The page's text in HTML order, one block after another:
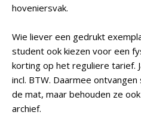
hoveniersvak.
Wie liever een gedrukt
student ook kiezen voor een
korting op het reguliere tarief.
incl. BTW. Daarmee
de mat, maar behouden ze
archief.